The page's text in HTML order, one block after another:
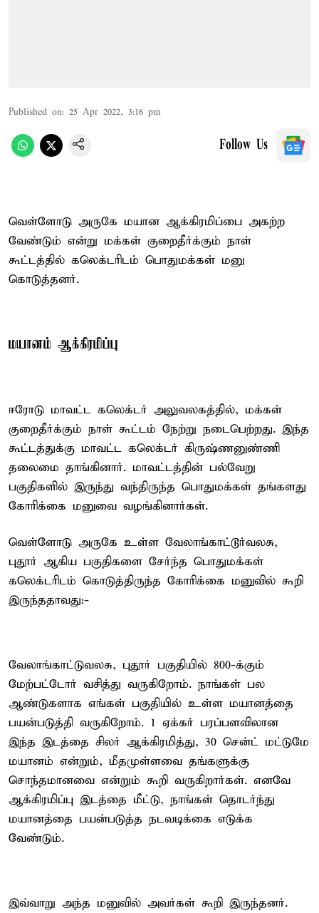
Published on: 25 Apr 2022, 3:16 pm
Follow Us
வெள்ளோடு அருகே மயான ஆக்கிரமிப்பை அகற்ற
வேண்டும் என்று மக்கள் குறைதீர்க்கும் நாள்
கூட்டத்தில் கலெக்டரிடம் பொதுமக்கள் மனு
கொடுத்தனர்.
மயானம் ஆக்கிரமிப்பு
ஈரோடு மாவட்ட கலெக்டர் அலுவலகத்தில், மக்கள்
குறைதீர்க்கும் நாள் கூட்டம் நேற்று நடைபெற்றது. இந்த
கூட்டத்துக்கு மாவட்ட கலெக்டர் கிருஷ்ணனுண்ணி
தலைமை தாங்கினார். மாவட்டத்தின் பல்வேறு
பகுதிகளில் இருந்து வந்திருந்த பொதுமக்கள் தங்களது
கோரிக்கை மனுவை வழங்கினார்கள்.
வெள்ளோடு அருகே உள்ள வேலாங்காட்டூர்வலசு,
புதூர் ஆகிய பகுதிகளை சேர்ந்த பொதுமக்கள்
கலெக்டரிடம் கொடுத்திருந்த கோரிக்கை மனுவில் கூறி
இருந்ததாவது:-
வேலாங்காட்டுவலசு, புதூர் பகுதியில் 800-க்கும்
மேற்பட்டோர் வசித்து வருகிறோம். நாங்கள் பல
ஆண்டுகளாக எங்கள் பகுதியில் உள்ள மயானத்தை
பயன்படுத்தி வருகிறோம். 1 ஏக்கர் பரப்பளவிலான
இந்த இடத்தை சிலர் ஆக்கிரமித்து, 30 சென்ட் மட்டுமே
மயானம் என்றும், மீதமுள்ளவை தங்களுக்கு
சொந்தமானவை என்றும் கூறி வருகிறார்கள். எனவே
ஆக்கிரமிப்பு இடத்தை மீட்டு, நாங்கள் தொடர்ந்து
மயானத்தை பயன்படுத்த நடவடிக்கை எடுக்க
வேண்டும்.
இவ்வாறு அந்த மனுவில் அவர்கள் கூறி இருந்தனர்.